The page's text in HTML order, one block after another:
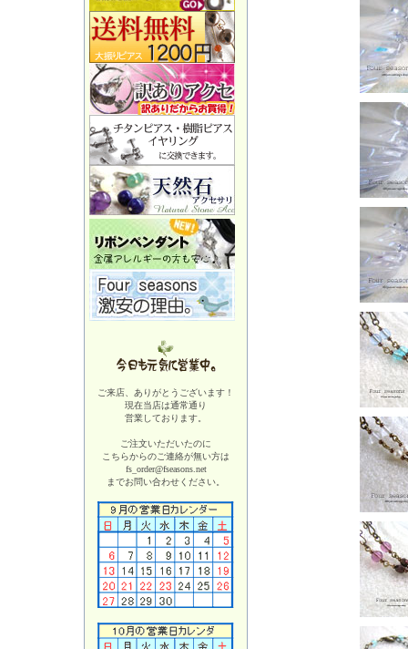
ご来店、ありがとうございます！
現在当店は通常通り
営業しております。
ご注文いただいたのに
こちらからのご連絡が無い方は
fs_order@fseasons.net
までお問い合わせください。